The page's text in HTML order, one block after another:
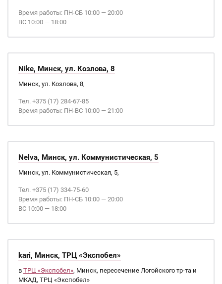
Время работы: ПН-СБ 10:00 — 20:00
ВС 10:00 — 18:00
Nike, Минск, ул. Козлова, 8
Минск, ул. Козлова, 8,
Тел. +375 (17) 284-67-85
Время работы: ПН-ВС 10:00 — 21:00
Nelva, Минск, ул. Коммунистическая, 5
Минск, ул. Коммунистическая, 5,
Тел. +375 (17) 334-75-60
Время работы: ПН-СБ 10:00 — 20:00
ВС 10:00 — 18:00
kari, Минск, ТРЦ «Экспобел»
в ТРЦ «Экспобел», Минск, пересечение Логойского тр-та и
МКАД, ТРЦ «Экспобел»